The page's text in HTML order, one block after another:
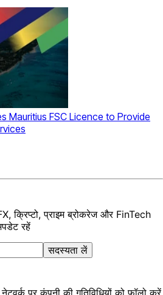
Mauritius FSC Licence to Provide
क्रिप्टो, प्राइम ब्रोकरेज और FinTech
रहें
सदस्यता लें